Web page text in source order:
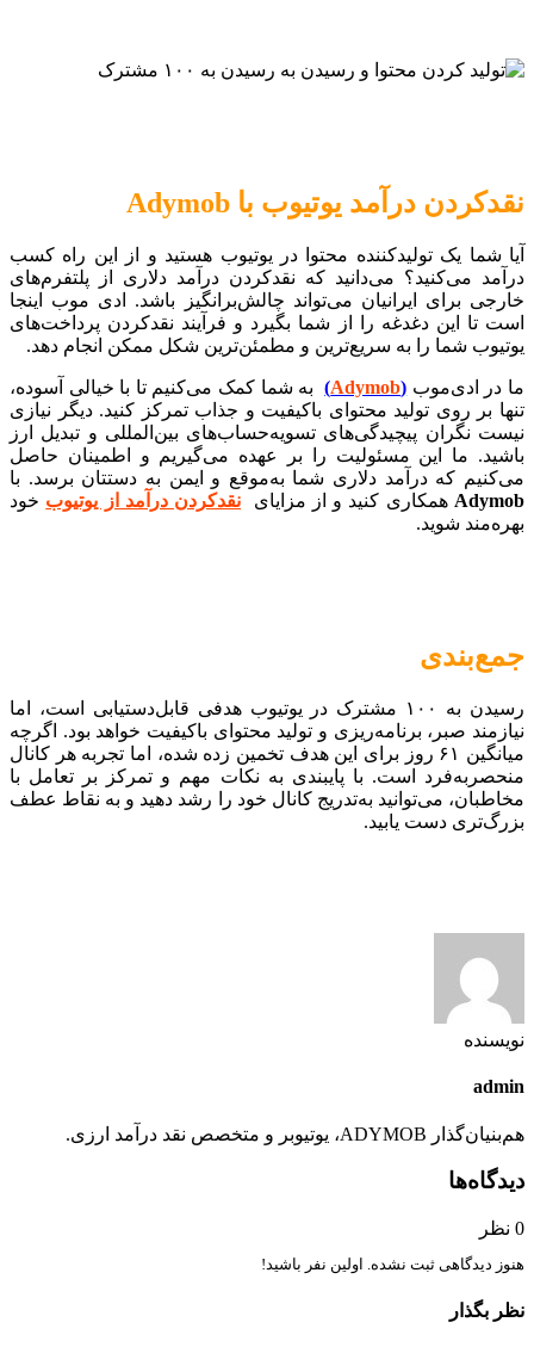
نقدکردن درآمد یوتیوب با Adymob
آیا شما یک تولیدکننده محتوا در یوتیوب هستید و از این راه کسب
درآمد می‌کنید؟ می‌دانید که نقدکردن درآمد دلاری از پلتفرم‌های
خارجی برای ایرانیان می‌تواند چالش‌برانگیز باشد. ادی موب اینجا
است تا این دغدغه را از شما بگیرد و فرآیند نقدکردن پرداخت‌های
یوتیوب شما را به سریع‌ترین و مطمئن‌ترین شکل ممکن انجام دهد.
ما در ادی‌موب (
Adymob
)به شما کمک می‌کنیم تا با خیالی آسوده،
تنها بر روی تولید محتوای باکیفیت و جذاب تمرکز کنید. دیگر نیازی
نیست نگران پیچیدگی‌های تسویه‌حساب‌های بین‌المللی و تبدیل ارز
باشید. ما این مسئولیت را بر عهده می‌گیریم و اطمینان حاصل
می‌کنیم که درآمد دلاری شما به‌موقع و ایمن به دستتان برسد. با
Adymob همکاری کنید و از مزایای نقدکردن درآمد از یوتیوب خود
بهره‌مند شوید.
جمع‌بندی
رسیدن به ۱۰۰ مشترک در یوتیوب هدفی قابل‌دستیابی است، اما
نیازمند صبر، برنامه‌ریزی و تولید محتوای باکیفیت خواهد بود. اگرچه
میانگین ۶۱ روز برای این هدف تخمین زده شده، اما تجربه هر کانال
منحصربه‌فرد است. با پایبندی به نکات مهم و تمرکز بر تعامل با
مخاطبان، می‌توانید به‌تدریج کانال خود را رشد دهید و به نقاط عطف
بزرگ‌تری دست یابید.
نویسنده
admin
هم‌بنیان‌گذار ADYMOB، یوتیوبر و متخصص نقد درآمد ارزی.
دیدگاه‌ها
0 نظر
هنوز دیدگاهی ثبت نشده. اولین نفر باشید!
نظر بگذار